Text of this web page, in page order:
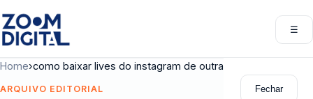
☰
Fechar
Home›como baixar lives do instagram de outra pessoa
ARQUIVO EDITORIAL